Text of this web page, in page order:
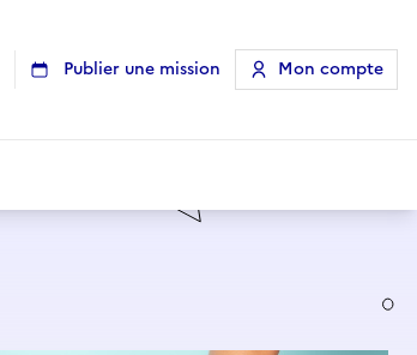
Publier une mission Mon compte